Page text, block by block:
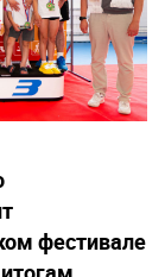
фестивале